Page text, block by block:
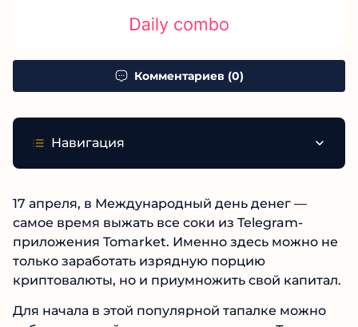
Комментариев (0)
Навигация
17 апреля, в Международный день денег —
самое время выжать все соки из Telegram-
приложения Tomarket. Именно здесь можно не
только заработать изрядную порцию
криптовалюты, но и приумножить свой капитал.
Для начала в этой популярной тапалке можно